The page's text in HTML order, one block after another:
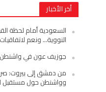
أخر الأخبار
السعودية أمام لحظة
النووية… ونعم
جوزيف عون في واشنطن..
من دمشق إلى بيروت:
وواشنطن حول مستقبل